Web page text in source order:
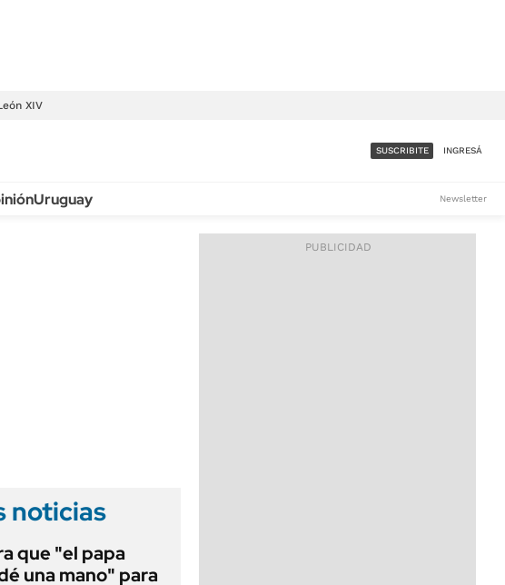
XIV
ACCESO FULL - $1.800/MES
SUSCRIBITE INGRESÁ
Uruguay Newsletter
noticias
que "el papa
una mano" para